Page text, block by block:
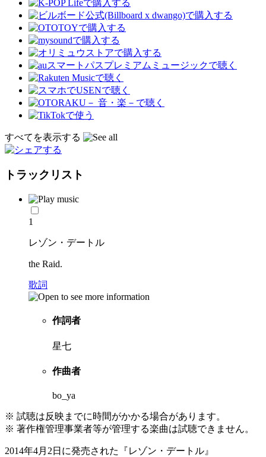
すべてを表示する
トラックリスト
1
レゾン・デートル
the Raid.
歌詞
作詞者
星七
作曲者
bo_ya
※ 試聴は反映までに時間がかかる場合があります。
※ 著作権管理事業者等が管理する楽曲は試聴できません。
2014年4月2日に発売された『レゾン・デートル』